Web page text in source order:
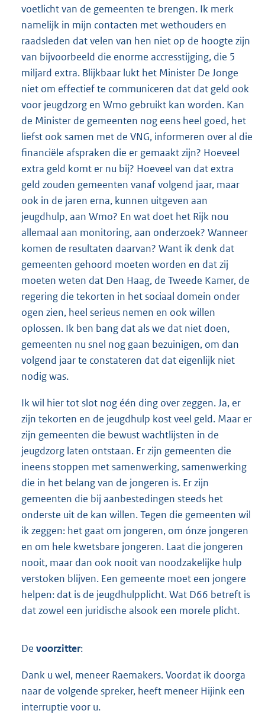
voetlicht van de gemeenten te brengen. Ik merk
namelijk in mijn contacten met wethouders en
raadsleden dat velen van hen niet op de hoogte zijn
van bijvoorbeeld die enorme accresstijging, die 5
miljard extra. Blijkbaar lukt het Minister De Jonge
niet om effectief te communiceren dat dat geld ook
voor jeugdzorg en Wmo gebruikt kan worden. Kan
de Minister de gemeenten nog eens heel goed, het
liefst ook samen met de VNG, informeren over al die
financiële afspraken die er gemaakt zijn? Hoeveel
extra geld komt er nu bij? Hoeveel van dat extra
geld zouden gemeenten vanaf volgend jaar, maar
ook in de jaren erna, kunnen uitgeven aan
jeugdhulp, aan Wmo? En wat doet het Rijk nou
allemaal aan monitoring, aan onderzoek? Wanneer
komen de resultaten daarvan? Want ik denk dat
gemeenten gehoord moeten worden en dat zij
moeten weten dat Den Haag, de Tweede Kamer, de
regering die tekorten in het sociaal domein onder
ogen zien, heel serieus nemen en ook willen
oplossen. Ik ben bang dat als we dat niet doen,
gemeenten nu snel nog gaan bezuinigen, om dan
volgend jaar te constateren dat dat eigenlijk niet
nodig was.
Ik wil hier tot slot nog één ding over zeggen. Ja, er
zijn tekorten en de jeugdhulp kost veel geld. Maar er
zijn gemeenten die bewust wachtlijsten in de
jeugdzorg laten ontstaan. Er zijn gemeenten die
ineens stoppen met samenwerking, samenwerking
die in het belang van de jongeren is. Er zijn
gemeenten die bij aanbestedingen steeds het
onderste uit de kan willen. Tegen die gemeenten wil
ik zeggen: het gaat om jongeren, om ónze jongeren
en om hele kwetsbare jongeren. Laat die jongeren
nooit, maar dan ook nooit van noodzakelijke hulp
verstoken blijven. Een gemeente moet een jongere
helpen: dat is de jeugdhulpplicht. Wat D66 betreft is
dat zowel een juridische alsook een morele plicht.
De voorzitter:
Dank u wel, meneer Raemakers. Voordat ik doorga
naar de volgende spreker, heeft meneer Hijink een
interruptie voor u.